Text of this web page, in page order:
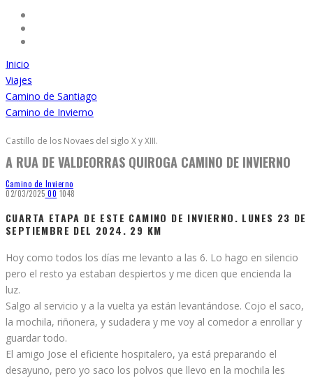
Inicio
Viajes
Camino de Santiago
Camino de Invierno
Castillo de los Novaes del siglo X y XIII.
A RUA DE VALDEORRAS QUIROGA CAMINO DE INVIERNO
Camino de Invierno
02/03/2025 00 1048
CUARTA ETAPA DE ESTE CAMINO DE INVIERNO. LUNES 23 DE
SEPTIEMBRE DEL 2024. 29 KM
Hoy como todos los días me levanto a las 6. Lo hago en silencio
pero el resto ya estaban despiertos y me dicen que encienda la
luz.
Salgo al servicio y a la vuelta ya están levantándose. Cojo el saco,
la mochila, riñonera, y sudadera y me voy al comedor a enrollar y
guardar todo.
El amigo Jose el eficiente hospitalero, ya está preparando el
desayuno, pero yo saco los polvos que llevo en la mochila les